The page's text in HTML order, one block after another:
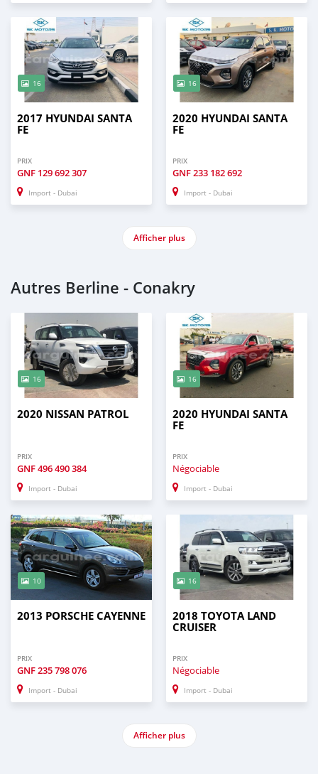
16
2017 HYUNDAI SANTA
FE
PRIX
GNF 129 692 307
Import - Dubai
16
2020 HYUNDAI SANTA
FE
PRIX
GNF233 182 692
Import - Dubai
Afficher plus
Autres Berline - Conakry
16
2020 NISSAN PATROL
PRIX
GNF496 490 384
Import - Dubai
16
2020 HYUNDAI SANTA
FE
PRIX
Négociable
Import - Dubai
10
2013 PORSCHE CAYENNE
PRIX
GNF235 798 076
Import - Dubai
16
2018 TOYOTA LAND
CRUISER
PRIX
Négociable
Import - Dubai
Afficher plus